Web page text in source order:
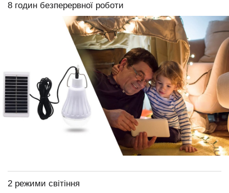
8 годин безперервної роботи
2 режими світіння